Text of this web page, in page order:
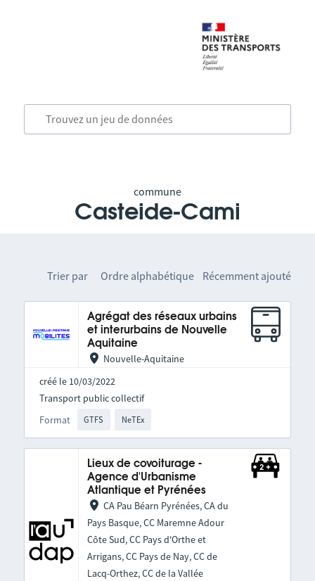
commune
Casteide-Cami
Trier par Ordre alphabétique Récemment ajouté
Agrégat des réseaux urbains
et interurbains de Nouvelle
Aquitaine
Nouvelle-Aquitaine
créé le 10/03/2022
Format GTFS NeTEx
Transport public collectif
Lieux de covoiturage -
Agence d'Urbanisme
Atlantique et Pyrénées
CA Pau Béarn Pyrénées, CA du
Pays Basque, CC Maremne Adour
Côte Sud, CC Pays d'Orthe et
Arrigans, CC Pays de Nay, CC de
Lacq-Orthez, CC de la Vallée